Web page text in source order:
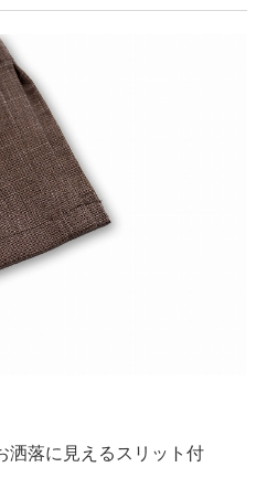
入る深く大きめポケット